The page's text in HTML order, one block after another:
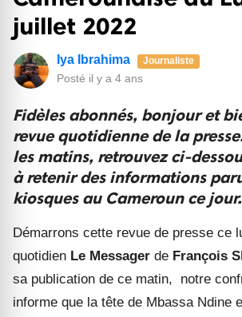
juillet 2022
Iya Ibrahima Journaliste
Posté il y a 4 ans
Fidèles abonnés, bonjour et
revue quotidienne de la
les matins, retrouvez ci-
à retenir des informations
kiosques au Cameroun ce jour.
Démarrons cette revue de presse ce
quotidien Le Messager de François
sa publication de ce matin,
notre
informe que la tête de Mbassa Ndine